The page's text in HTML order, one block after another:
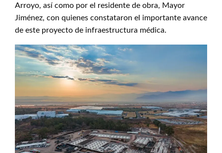
Arroyo, así como por el residente de obra, Mayor
Jiménez, con quienes constataron el importante avance
de este proyecto de infraestructura médica.